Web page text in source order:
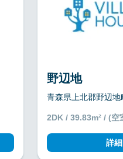
野辺地
青森県上北郡野辺
2DK / 39.83m² / (空
詳細